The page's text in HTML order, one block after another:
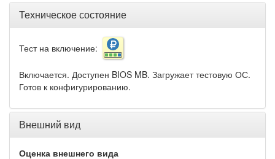
Техническое состояние
Тест на включение:
Включается. Доступен BIOS MB. Загружает тестовую ОС.
Готов к конфигурированию.
Внешний вид
Оценка внешнего вида